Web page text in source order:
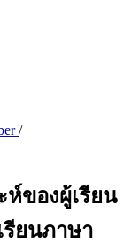
/
ของผู้เรียน
ยนภาษา